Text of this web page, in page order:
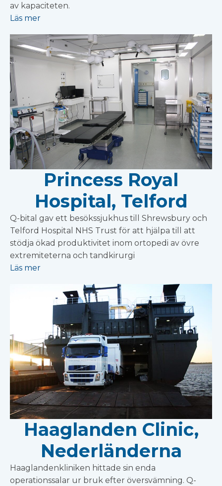
av kapaciteten.
Läs mer
Princess Royal
Hospital, Telford
Q-bital gav ett besökssjukhus till Shrewsbury och
Telford Hospital NHS Trust för att hjälpa till att
stödja ökad produktivitet inom ortopedi av övre
extremiteterna och tandkirurgi
Läs mer
Haaglanden Clinic,
Nederländerna
Haaglandenkliniken hittade sin enda
operationssalar ur bruk efter översvämning. Q-